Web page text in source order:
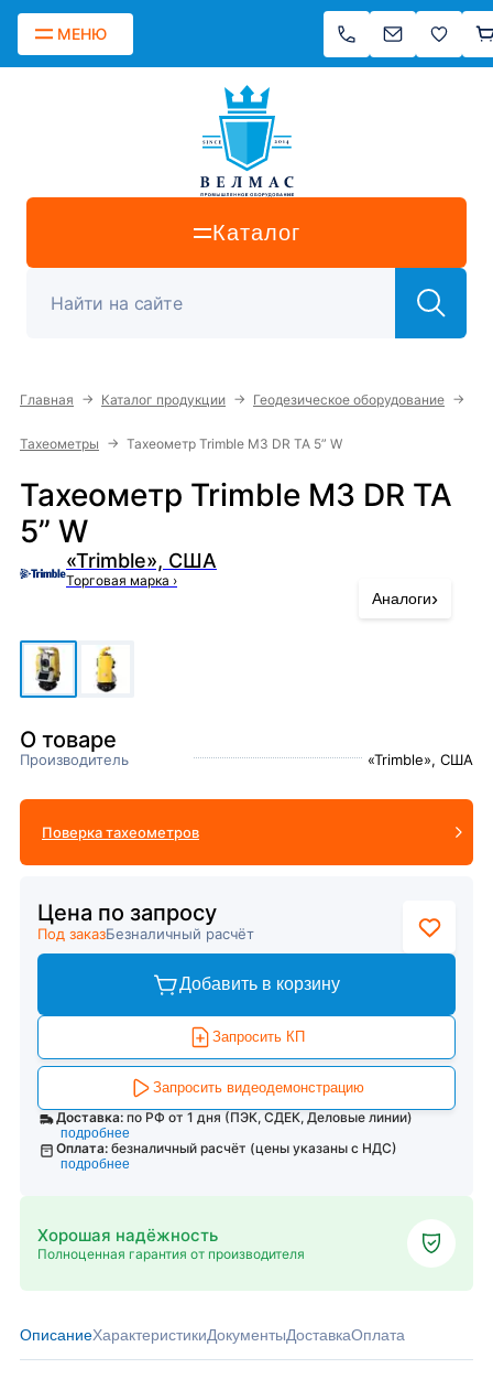
МЕНЮ
Каталог
Главная → Каталог продукции → Геодезическое оборудование →
Тахеометры → Тахеометр Trimble M3 DR TA 5” W
Тахеометр Trimble M3 DR TA
5” W
«Trimble», США
Торговая марка ›
Аналоги›
О товаре
Производитель «Trimble», США
Поверка тахеометров
Цена по запросу
Под заказБезналичный расчёт
Добавить в корзину
Запросить КП
Запросить видеодемонстрацию
Доставка: по РФ от 1 дня (ПЭК, СДЕК, Деловые линии)
подробнее
Оплата: безналичный расчёт (цены указаны с НДС)
подробнее
Хорошая надёжность
Полноценная гарантия от производителя
ОписаниеХарактеристикиДокументыДоставкаОплата